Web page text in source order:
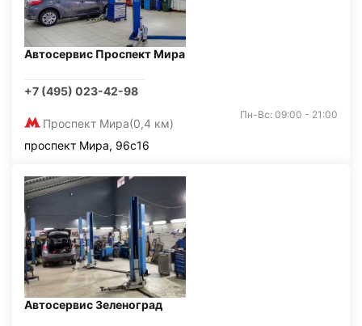
Автосервис Проспект Мира
+7 (495) 023-42-98
Проспект Мира(0,4 км)
Пн-Вс: 09:00 - 21:00
проспект Мира, 96с16
Автосервис Зеленоград